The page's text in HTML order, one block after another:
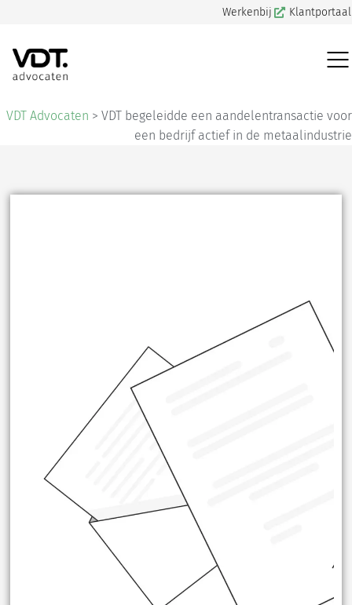
Werkenbij Klantportaal
VDT Advocaten > VDT begeleidde een aandelentransactie voor
een bedrijf actief in de metaalindustrie